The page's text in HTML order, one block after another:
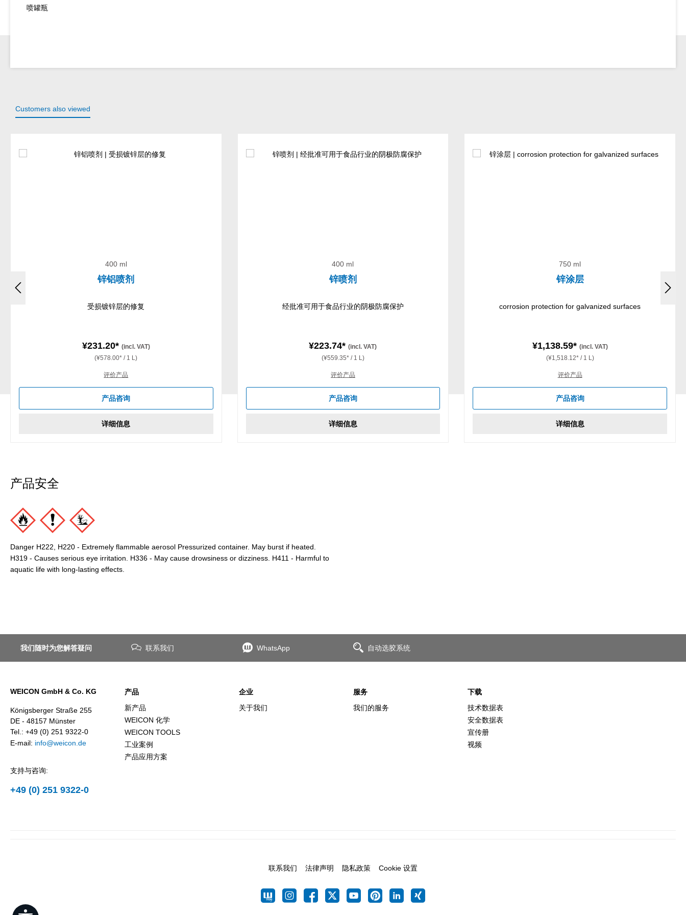
喷罐瓶
Customers also viewed
400 ml
锌铝喷剂
受损镀锌层的修复
¥231.20* (incl. VAT)
(¥578.00* / 1 L)
评价产品
产品咨询
详细信息
400 ml
锌喷剂
经批准可用于食品行业的阴极防腐保护
¥223.74*(incl. VAT)
(¥559.35* / 1 L)
评价产品
产品咨询
详细信息
750 ml
锌涂层
corrosion protection for galvanized surfaces
¥1,138.59* (incl. VAT)
(¥1,518.12* / 1 L)
评价产品
产品咨询
详细信息
产品安全
Danger H222, H220 - Extremely flammable aerosol Pressurized container. May burst if heated.
H319 - Causes serious eye irritation. H336 - May cause drowsiness or dizziness. H411 - Harmful to
aquatic life with long-lasting effects.
我们随时为您解答疑问 联系我们 WhatsApp 自动选胶系统
WEICON GmbH & Co. KG
Königsberger Straße 255
DE - 48157 Münster
Tel.: +49 (0) 251 9322-0
E-mail: info@weicon.de
支持与咨询:
+49 (0) 251 9322-0
产品
新产品
WEICON 化学
WEICON TOOLS
工业案例
产品应用方案
企业
关于我们
服务
我们的服务
下载
技术数据表
安全数据表
宣传册
视频
联系我们 法律声明 隐私政策 Cookie 设置